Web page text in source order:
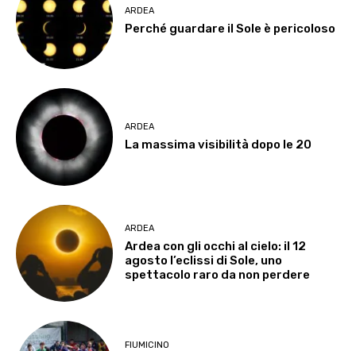
ARDEA
Perché guardare il Sole è pericoloso
ARDEA
La massima visibilità dopo le 20
ARDEA
Ardea con gli occhi al cielo: il 12
agosto l’eclissi di Sole, uno
spettacolo raro da non perdere
FIUMICINO